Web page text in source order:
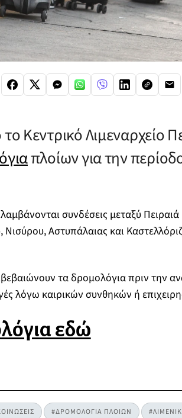
Κεντρικό Λιμεναρχείο
πλοίων για την
συνδέσεις μεταξύ
Αστυπάλαιας και
τα δρομολόγια πριν την
λόγω καιρικών συνθηκών ή
εδώ
#ΔΡΟΜΟΛΟΓΙΑ ΠΛΟΙΩΝ